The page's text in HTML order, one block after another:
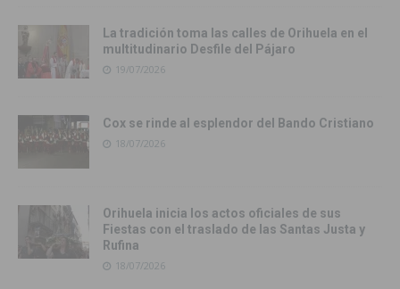
La tradición toma las calles de Orihuela en el
multitudinario Desfile del Pájaro
19/07/2026
Cox se rinde al esplendor del Bando Cristiano
18/07/2026
Orihuela inicia los actos oficiales de sus
Fiestas con el traslado de las Santas Justa y
Rufina
18/07/2026